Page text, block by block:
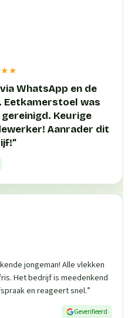
WhatsApp en de
Eetkamerstoel was
Keurige
Aanrader dit
”
jongeman! Alle vlekken
Het bedrijf is meedenkend
en reageert snel.”
Geverifieerd